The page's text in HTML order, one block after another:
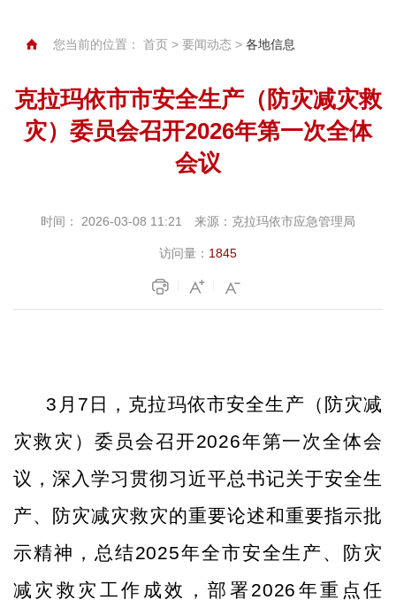
您当前的位置： 首页 > 要闻动态 > 各地信息
克拉玛依市市安全生产（防灾减灾救
灾）委员会召开2026年第一次全体
会议
时间： 2026-03-08 11:21 来源： 克拉玛依市应急管理局
访问量： 1845
3月7日，克拉玛依市安全生产（防灾减
灾救灾）委员会召开2026年第一次全体会
议，深入学习贯彻习近平总书记关于安全生
产、防灾减灾救灾的重要论述和重要指示批
示精神，总结2025年全市安全生产、防灾
减灾救灾工作成效，部署2026年重点任